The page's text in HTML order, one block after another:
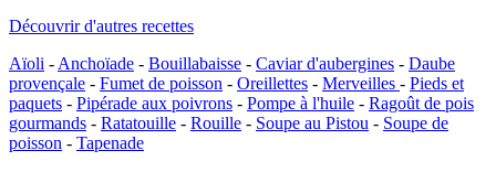
Découvrir d'autres recettes
Aïoli - Anchoïade - Bouillabaisse - Caviar d'aubergines - Daube
provençale - Fumet de poisson - Oreillettes - Merveilles - Pieds et
paquets - Pipérade aux poivrons - Pompe à l'huile - Ragoût de pois
gourmands - Ratatouille - Rouille - Soupe au Pistou - Soupe de
poisson - Tapenade